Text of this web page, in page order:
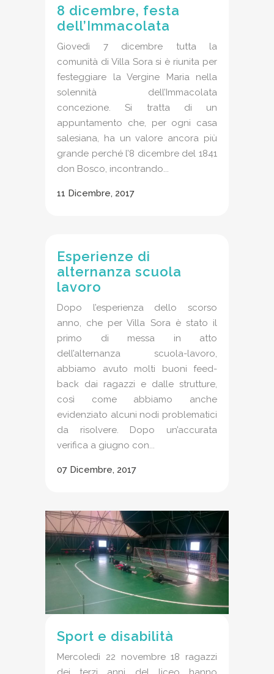
8 dicembre, festa
dell’Immacolata
Giovedì 7 dicembre tutta la
comunità di Villa Sora si è riunita per
festeggiare la Vergine Maria nella
solennità dell’Immacolata
concezione. Si tratta di un
appuntamento che, per ogni casa
salesiana, ha un valore ancora più
grande perché l’8 dicembre del 1841
don Bosco, incontrando...
11 Dicembre, 2017
Esperienze di
alternanza scuola
lavoro
Dopo l’esperienza dello scorso
anno, che per Villa Sora è stato il
primo di messa in atto
dell’alternanza scuola-lavoro,
abbiamo avuto molti buoni feed-
back dai ragazzi e dalle strutture,
così come abbiamo anche
evidenziato alcuni nodi problematici
da risolvere. Dopo un’accurata
verifica a giugno con...
07 Dicembre, 2017
Sport e disabilità
Mercoledì 22 novembre 18 ragazzi